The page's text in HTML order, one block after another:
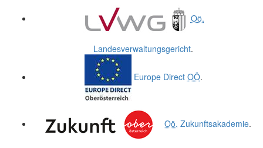
Oö.
Landesverwaltungsgericht.
Europe Direct OÖ.
Oö. Zukunftsakademie.